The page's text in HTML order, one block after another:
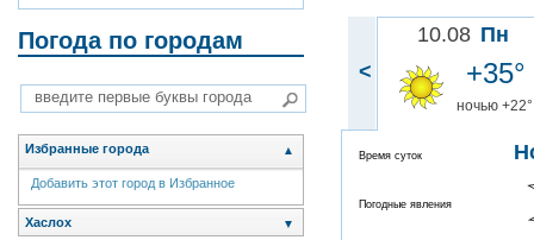
Погода по городам
Избранные города ▲
Добавить этот город в Избранное
Хаслох ▼
<
10.08 Пн
+35°
ночью +22°
Время суток
Погодные явления